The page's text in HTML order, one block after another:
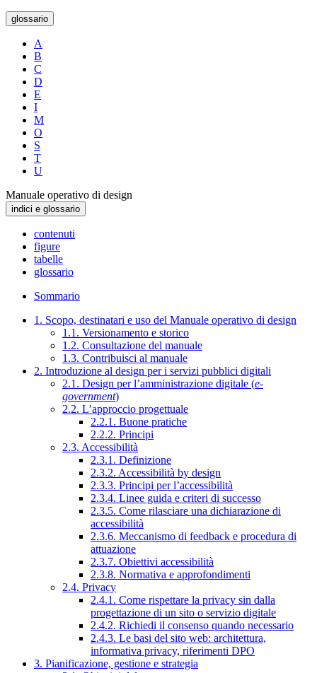
glossario
A
B
C
D
E
I
M
O
S
T
U
Manuale operativo di design
indici e glossario
contenuti
figure
tabelle
glossario
Sommario
1. Scopo, destinatari e uso del Manuale operativo di design
1.1. Versionamento e storico
1.2. Consultazione del manuale
1.3. Contribuisci al manuale
2. Introduzione al design per i servizi pubblici digitali
2.1. Design per l’amministrazione digitale (e-
government)
2.2. L’approccio progettuale
2.2.1. Buone pratiche
2.2.2. Principi
2.3. Accessibilità
2.3.1. Definizione
2.3.2. Accessibilità by design
2.3.3. Principi per l’accessibilità
2.3.4. Linee guida e criteri di successo
2.3.5. Come rilasciare una dichiarazione di
accessibilità
2.3.6. Meccanismo di feedback e procedura di
attuazione
2.3.7. Obiettivi accessibilità
2.3.8. Normativa e approfondimenti
2.4. Privacy
2.4.1. Come rispettare la privacy sin dalla
progettazione di un sito o servizio digitale
2.4.2. Richiedi il consenso quando necessario
2.4.3. Le basi del sito web: architettura,
informativa privacy, riferimenti DPO
3. Pianificazione, gestione e strategia